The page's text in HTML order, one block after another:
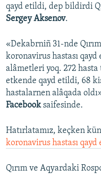
qayd etildi, dep bildirdi
Sergey Aksenov.
«Dekabrniñ 31-nde
koronavirus hastası
alâmetleri yoq. 272
etkende qayd etildi, 68
hastalarnen alâqada
Facebooksaifesinde.
Hatırlatamız, keçken
koronavirus hastası
Qırım ve Aqyardaki